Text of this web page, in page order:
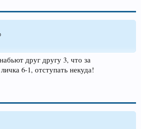
друг другу 3, что за
6-1, отступать некуда!